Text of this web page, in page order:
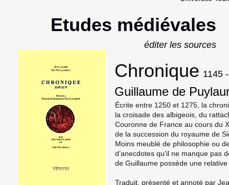
Etudes médiévales
éditer les sources
Chronique 1145
Guillaume de
Écrite entre 1250 et 1275, la
la croisade des albigeois, du
Couronne de France au cours du
de la succession du royaume de
Moins meublé de philosophie ou
d’anecdotes qu’il ne manque pas
de Guillaume possède une
Traduit, présenté et annoté par